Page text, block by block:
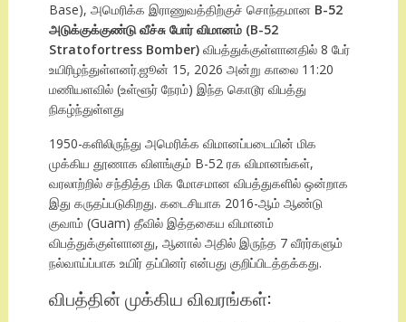
Base), அமெரிக்க இராணுவத்திற்குச் சொந்தமான B-52
அடுக்குக்குண்டு வீச்சு போர் விமானம் (B-52
Stratofortress Bomber)விபத்துக்குள்ளானதில் 8 பேர்
உயிரிழந்துள்ளனர்.ஜூன் 15, 2026 அன்று காலை 11:20
மணியளவில் (உள்ளூர் நேரம்) இந்த கொடூர விபத்து
நிகழ்ந்துள்ளது
1950-களிலிருந்து அமெரிக்க விமானப்படையின் மிக
முக்கிய தூணாக விளங்கும் B-52 ரக விமானங்கள்,
வரலாற்றில் சந்தித்த மிக மோசமான விபத்துகளில் ஒன்றாக
இது கருதப்படுகிறது. கடைசியாக 2016-ஆம் ஆண்டு
குவாம் (Guam) தீவில் இத்தகைய விமானம்
விபத்துக்குள்ளானது, ஆனால் அதில் இருந்த 7 வீரர்களும்
நல்வாய்ப்பாக உயிர் தப்பினர் என்பது குறிப்பிடத்தக்கது.
விபத்தின் முக்கிய விவரங்கள்: